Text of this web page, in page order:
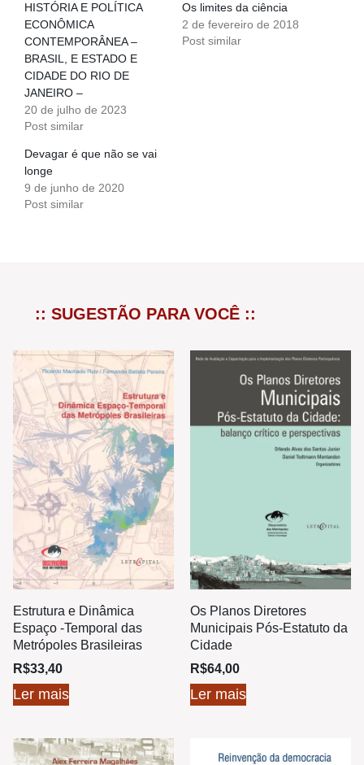
HISTÓRIA E POLÍTICA
ECONÔMICA
CONTEMPORÂNEA –
BRASIL, E ESTADO E
CIDADE DO RIO DE
JANEIRO –
20 de julho de 2023
Post similar
Os limites da ciência
2 de fevereiro de 2018
Post similar
Devagar é que não se vai
longe
9 de junho de 2020
Post similar
:: SUGESTÃO PARA VOCÊ ::
Estrutura e Dinâmica
Espaço -Temporal das
Metrópoles Brasileiras
R$33,40
Ler mais
Os Planos Diretores
Municipais Pós-Estatuto da
Cidade
R$64,00
Ler mais